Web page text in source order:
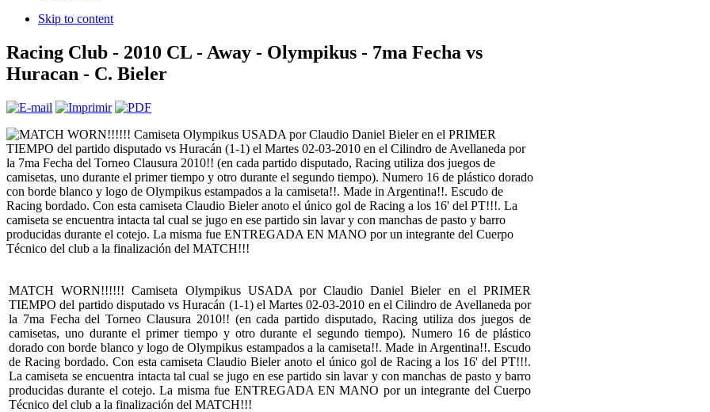
Skip to content
Racing Club - 2010 CL - Away - Olympikus - 7ma Fecha vs
Huracan - C. Bieler
MATCH WORN!!!!!! Camiseta Olympikus USADA por Claudio Daniel Bieler en el PRIMER
TIEMPO del partido disputado vs Huracán (1-1) el Martes 02-03-2010 en el Cilindro de Avellaneda por
la 7ma Fecha del Torneo Clausura 2010!! (en cada partido disputado, Racing utiliza dos juegos de
camisetas, uno durante el primer tiempo y otro durante el segundo tiempo). Numero 16 de plástico
dorado con borde blanco y logo de Olympikus estampados a la camiseta!!. Made in Argentina!!. Escudo
de Racing bordado. Con esta camiseta Claudio Bieler anoto el único gol de Racing a los 16' del PT!!!.
La camiseta se encuentra intacta tal cual se jugo en ese partido sin lavar y con manchas de pasto y barro
producidas durante el cotejo. La misma fue ENTREGADA EN MANO por un integrante del Cuerpo
Técnico del club a la finalización del MATCH!!!